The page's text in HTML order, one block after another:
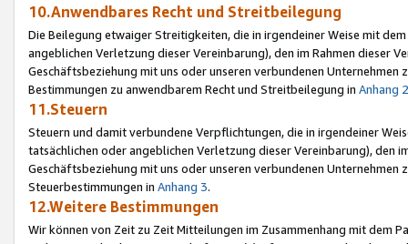
10.Anwendbares Recht und Streitbeilegung
Die Beilegung etwaiger Streitigkeiten, die in irgendeiner Weise mit
angeblichen Verletzung dieser Vereinbarung), den im Rahmen dieser
Geschäftsbeziehung mit uns oder unseren verbundenen
Bestimmungen zu anwendbarem Recht und Streitbeilegung in Anhang 2
11.Steuern
Steuern und damit verbundene Verpflichtungen, die in irgendeiner
tatsächlichen oder angeblichen Verletzung dieser Vereinbarung), den
Geschäftsbeziehung mit uns oder unseren verbundenen
Steuerbestimmungen in Anhang 3.
12.Weitere Bestimmungen
Wir können von Zeit zu Zeit Mitteilungen im Zusammenhang mit dem